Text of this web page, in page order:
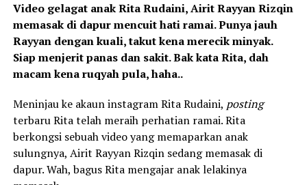
Video gelagat anak Rita Rudaini, Airit Rayyan Rizqin
memasak di dapur mencuit hati ramai. Punya jauh
Rayyan dengan kuali, takut kena merecik minyak.
Siap menjerit panas dan sakit. Bak kata Rita, dah
macam kena ruqyah pula, haha..
Meninjau ke akaun instagram Rita Rudaini, posting
terbaru Rita telah meraih perhatian ramai. Rita
berkongsi sebuah video yang memaparkan anak
sulungnya, Airit Rayyan Rizqin sedang memasak di
dapur. Wah, bagus Rita mengajar anak lelakinya